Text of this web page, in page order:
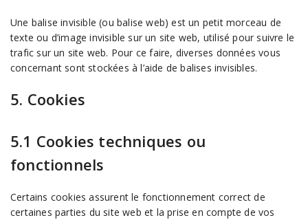
Une balise invisible (ou balise web) est un petit morceau de
texte ou d’image invisible sur un site web, utilisé pour suivre le
trafic sur un site web. Pour ce faire, diverses données vous
concernant sont stockées à l’aide de balises invisibles.
5. Cookies
5.1 Cookies techniques ou
fonctionnels
Certains cookies assurent le fonctionnement correct de
certaines parties du site web et la prise en compte de vos